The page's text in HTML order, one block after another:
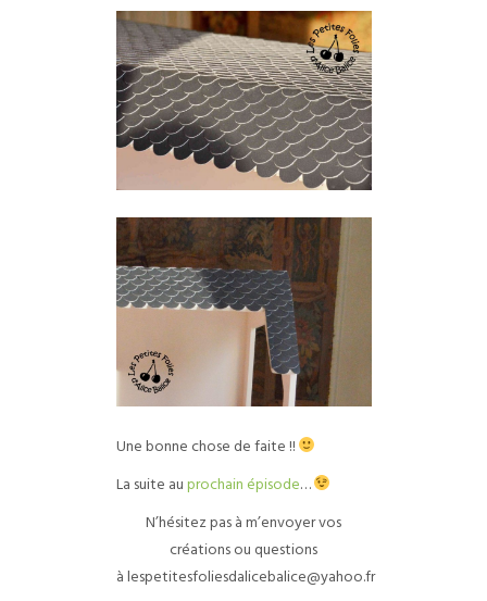
Une bonne chose de faite !!
La suite auprochain épisode…
N’hésitez pas à m’envoyer vos
créations ou questions
à lespetitesfoliesdalicebalice@yahoo.fr